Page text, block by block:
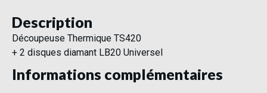
Description
Découpeuse Thermique TS420
+ 2 disques diamant LB20 Universel
Informations complémentaires